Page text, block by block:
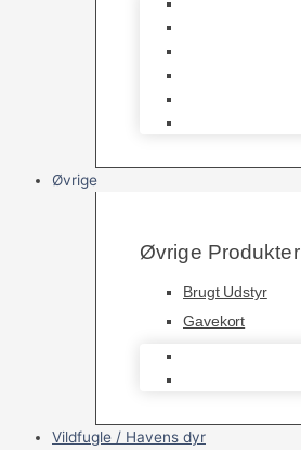
Øvrige
Øvrige Produkter
Brugt Udstyr
Gavekort
Vildfugle / Havens dyr